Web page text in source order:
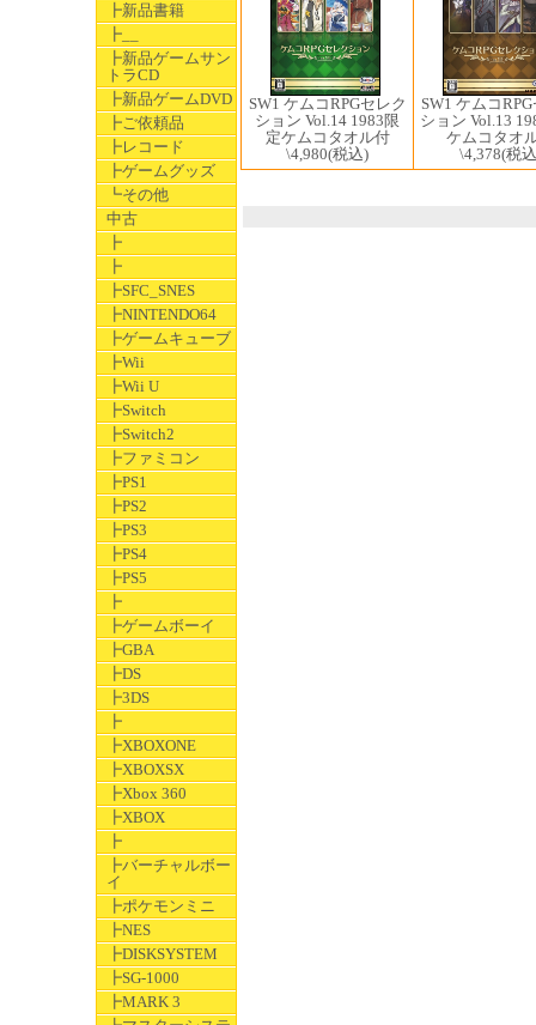
┣新品書籍
┣__
┣新品ゲームサン
トラCD
┣新品ゲームDVD
┣ご依頼品
┣レコード
┣ゲームグッズ
┗その他
中古
┣
┣
┣SFC_SNES
┣NINTENDO64
┣ゲームキューブ
┣Wii
┣Wii U
┣Switch
┣Switch2
┣ファミコン
┣PS1
┣PS2
┣PS3
┣PS4
┣PS5
┣
┣ゲームボーイ
┣GBA
┣DS
┣3DS
┣
┣XBOXONE
┣XBOXSX
┣Xbox 360
┣XBOX
┣
┣バーチャルボー
イ
┣ポケモンミニ
┣NES
┣DISKSYSTEM
┣SG-1000
┣MARK 3
SW1 ケムコRPGセレク
ション Vol.14 1983限
定ケムコタオル付
\4,980(税込)
SW1 ケムコ
ション Vol.13
ケムコタオ
\4,378(税